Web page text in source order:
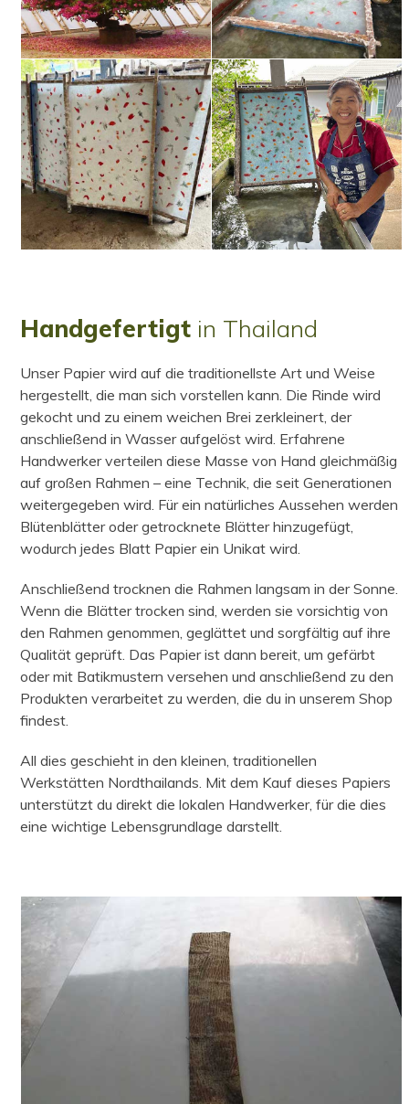
Handgefertigt in Thailand
Unser Papier wird auf die traditionellste Art und Weise
hergestellt, die man sich vorstellen kann. Die Rinde wird
gekocht und zu einem weichen Brei zerkleinert, der
anschließend in Wasser aufgelöst wird. Erfahrene
Handwerker verteilen diese Masse von Hand gleichmäßig
auf großen Rahmen – eine Technik, die seit Generationen
weitergegeben wird. Für ein natürliches Aussehen werden
Blütenblätter oder getrocknete Blätter hinzugefügt,
wodurch jedes Blatt Papier ein Unikat wird.
Anschließend trocknen die Rahmen langsam in der Sonne.
Wenn die Blätter trocken sind, werden sie vorsichtig von
den Rahmen genommen, geglättet und sorgfältig auf ihre
Qualität geprüft. Das Papier ist dann bereit, um gefärbt
oder mit Batikmustern versehen und anschließend zu den
Produkten verarbeitet zu werden, die du in unserem Shop
findest.
All dies geschieht in den kleinen, traditionellen
Werkstätten Nordthailands. Mit dem Kauf dieses Papiers
unterstützt du direkt die lokalen Handwerker, für die dies
eine wichtige Lebensgrundlage darstellt.